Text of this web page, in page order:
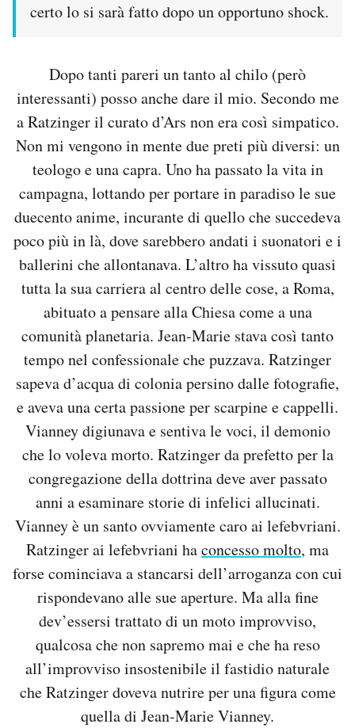
certo lo si sarà fatto dopo un opportuno shock.
Dopo tanti pareri un tanto al chilo (però
interessanti) posso anche dare il mio. Secondo me
a Ratzinger il curato d’Ars non era così simpatico.
Non mi vengono in mente due preti più diversi: un
teologo e una capra. Uno ha passato la vita in
campagna, lottando per portare in paradiso le sue
duecento anime, incurante di quello che succedeva
poco più in là, dove sarebbero andati i suonatori e i
ballerini che allontanava. L’altro ha vissuto quasi
tutta la sua carriera al centro delle cose, a Roma,
abituato a pensare alla Chiesa come a una
comunità planetaria. Jean-Marie stava così tanto
tempo nel confessionale che puzzava. Ratzinger
sapeva d’acqua di colonia persino dalle fotografie,
e aveva una certa passione per scarpine e cappelli.
Vianney digiunava e sentiva le voci, il demonio
che lo voleva morto. Ratzinger da prefetto per la
congregazione della dottrina deve aver passato
anni a esaminare storie di infelici allucinati.
Vianney è un santo ovviamente caro ai lefebvriani.
Ratzinger ai lefebvriani haconcesso molto, ma
forse cominciava a stancarsi dell’arroganza con cui
rispondevano alle sue aperture. Ma alla fine
dev’essersi trattato di un moto improvviso,
qualcosa che non sapremo mai e che ha reso
all’improvviso insostenibile il fastidio naturale
che Ratzinger doveva nutrire per una figura come
quella di Jean-Marie Vianney.